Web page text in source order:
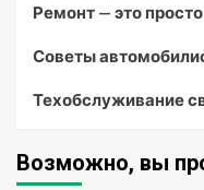
Ремонт — это просто
Советы
Техобслуживание
Возможно, вы